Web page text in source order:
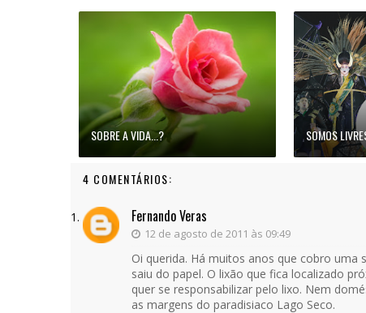
SOBRE A VIDA...? SOMOS
4 COMENTÁRIOS:
Fernando Veras
12 de agosto de 2011 às 09:49
Oi querida. Há muitos anos que cobro
saiu do papel. O lixão que fica localizado
quer se responsabilizar pelo lixo. Nem
as margens do paradisiaco Lago Seco.